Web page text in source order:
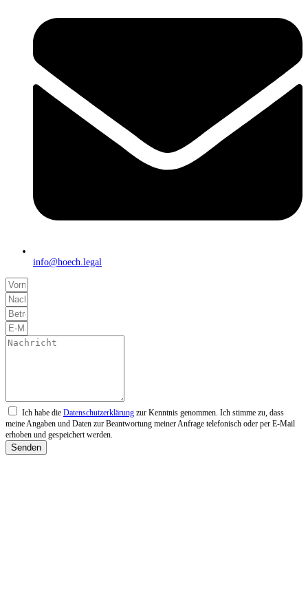
info@hoech.legal
Ich habe die Datenschutzerklärung zur Kenntnis genommen. Ich stimme zu, dass
meine Angaben und Daten zur Beantwortung meiner Anfrage telefonisch oder per E-Mail
erhoben und gespeichert werden.
Senden